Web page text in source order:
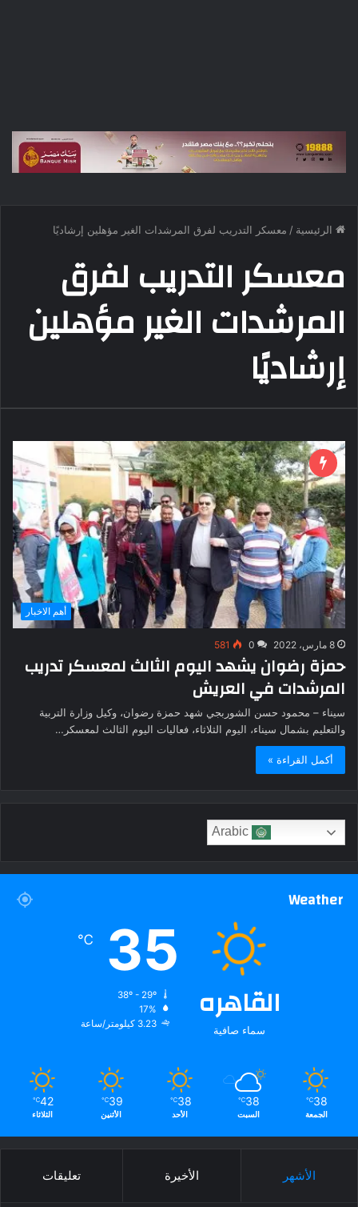
الرئيسية / معسكر التدريب لفرق المرشدات الغير مؤهلين إرشاديًا
معسكر التدريب لفرق
المرشدات الغير مؤهلين
إرشاديًا
أهم الاخبار
8 مارس، 2022 0
581
حمزة رضوان يشهد اليوم الثالث لمعسكر تدريب
المرشدات في العريش
سيناء – محمود حسن الشوربجي شهد حمزة رضوان، وكيل وزارة التربية
والتعليم بشمال سيناء، اليوم الثلاثاء، فعاليات اليوم الثالث لمعسكر…
أكمل القراءة »
Weather
القاهره
سماء صافية
35
℃
17%
3.23 كيلومتر/ساعة
38
℃
الجمعة
38
℃
السبت
38
℃
الأحد
39
℃
الأثنين
42
℃
الثلاثاء
الأشهر الأخيرة تعليقات